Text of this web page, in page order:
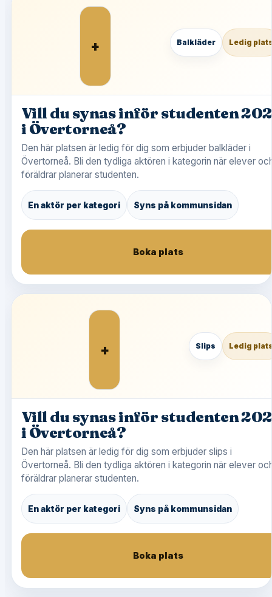
+ Balkläder Ledig
Vill du synas inför studenten
i Övertorneå?
Den här platsen är ledig för dig som erbjuder balkläder i
Övertorneå. Bli den tydliga aktören i kategorin när elever
föräldrar planerar studenten.
En aktör per kategori Syns på kommunsidan
Boka plats
+ Slips Ledig
Vill du synas inför studenten
i Övertorneå?
Den här platsen är ledig för dig som erbjuder slips i
Övertorneå. Bli den tydliga aktören i kategorin när elever
föräldrar planerar studenten.
En aktör per kategori Syns på kommunsidan
Boka plats